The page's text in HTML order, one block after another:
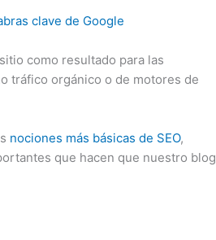
clave de Google
como resultado para las
tráfico orgánico o de motores de
nociones más básicas de SEO,
que hacen que nuestro blog